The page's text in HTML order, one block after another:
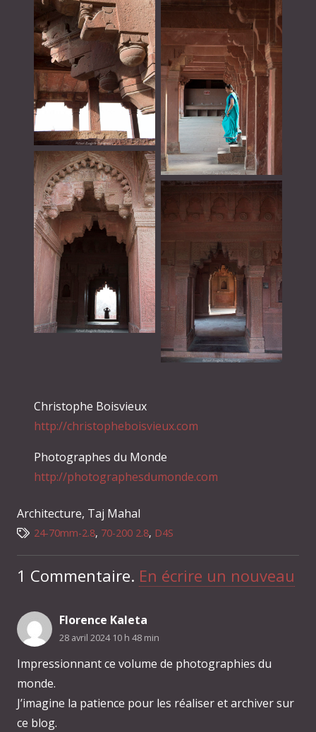
Christophe Boisvieux
http://christopheboisvieux.com
Photographes du Monde
http://photographesdumonde.com
Architecture, Taj Mahal
24-70mm-2.8, 70-200 2.8, D4S
1 Commentaire. En écrire un nouveau
Florence Kaleta
28 avril 2024 10 h 48 min
Impressionnant ce volume de photographies du
monde.
J’imagine la patience pour les réaliser et archiver sur
ce blog.